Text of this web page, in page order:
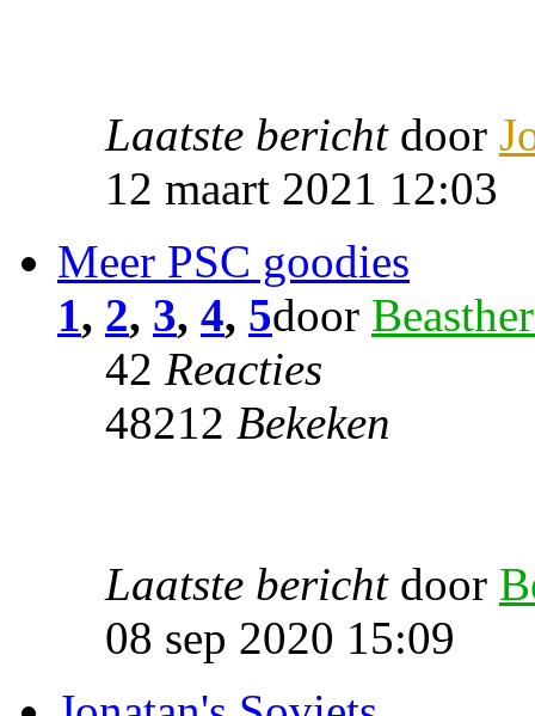
Laatste bericht door
12 maart 2021 12:03
Meer PSC goodies
1, 2, 3, 4, 5door
42 Reacties
48212 Bekeken
Laatste bericht door
08 sep 2020 15:09